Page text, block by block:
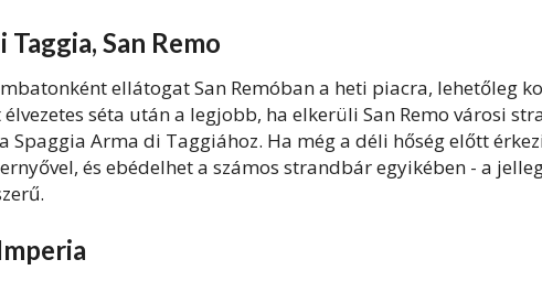
Taggia, San Remo
ellátogat San Remóban a heti piacra, lehetőleg
séta után a legjobb, ha elkerüli San Remo városi
Spaggia Arma di Taggiához. Ha még a déli hőség előtt
és ebédelhet a számos strandbár egyikében - a